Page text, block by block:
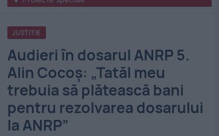
internaționale
România
-
Evenimentul
Zilei
JUSTITIE
Audieri în dosarul ANRP 5.
Alin Cocoș: „Tatăl meu
trebuia să plătească bani
pentru rezolvarea dosarului
la ANRP”